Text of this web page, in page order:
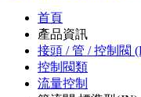
首頁
產品資訊
接頭 / 管 / 控制閥
控制閥類
流量控制